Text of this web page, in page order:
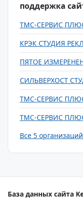
поддержка
ТМС-СЕРВИС
КРЭК СТУДИЯ
ПЯТОЕ
СИЛЬВЕРХОСТ
ТМС-СЕРВИС
ТМС-СЕРВИС
Все 5
База данных сайта